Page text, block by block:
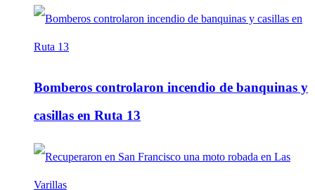
Bomberos controlaron incendio de banquinas y
casillas en Ruta 13